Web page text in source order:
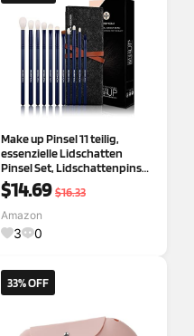
Make up Pinsel 11 teilig,
essenzielle Lidschatten
Pinsel Set, Lidschattenpinsel
vegan inkl. Mischpinsel,
Detailpinsel,
Augenbrauenpinsel, Eyeliner
Pinsel mit gebogener Spitze
$14.69 $16.33
Amazon
3 0
33% OFF